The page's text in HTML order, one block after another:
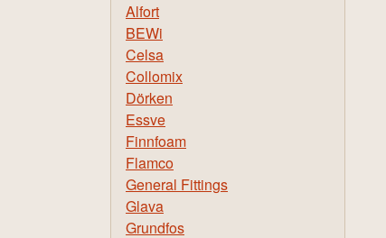
Alfort
BEWi
Celsa
Collomix
Dörken
Essve
Finnfoam
Flamco
General Fittings
Glava
Grundfos